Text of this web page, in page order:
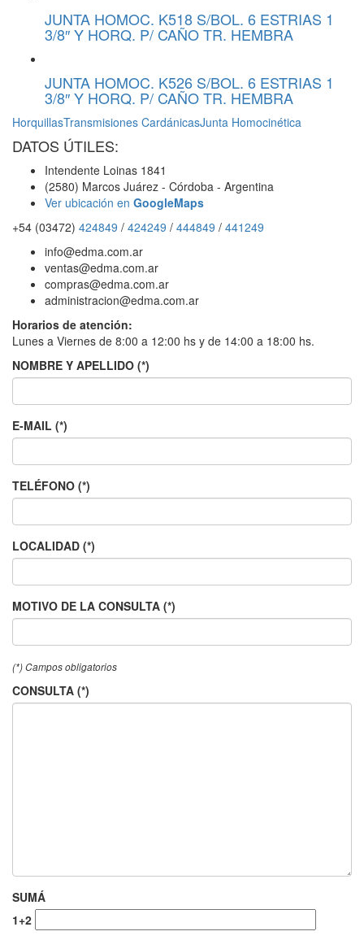
JUNTA HOMOC. K518 S/BOL. 6 ESTRIAS 1
3/8″ Y HORQ. P/ CAÑO TR. HEMBRA
JUNTA HOMOC. K526 S/BOL. 6 ESTRIAS 1
3/8″ Y HORQ. P/ CAÑO TR. HEMBRA
HorquillasTransmisiones CardánicasJunta Homocinética
DATOS ÚTILES:
Intendente Loinas 1841
(2580) Marcos Juárez - Córdoba - Argentina
Ver ubicación en GoogleMaps
+54 (03472) 424849 / 424249 / 444849 / 441249
info@edma.com.ar
ventas@edma.com.ar
compras@edma.com.ar
administracion@edma.com.ar
Horarios de atención:
Lunes a Viernes de 8:00 a 12:00 hs y de 14:00 a 18:00 hs.
NOMBRE Y APELLIDO (*)
E-MAIL (*)
TELÉFONO (*)
LOCALIDAD (*)
MOTIVO DE LA CONSULTA (*)
(*) Campos obligatorios
CONSULTA (*)
SUMÁ
1+2